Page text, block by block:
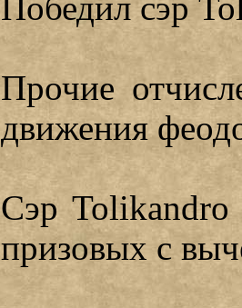
Победил сэр
Прочие
движения
Сэр Tolikandro
призовых с